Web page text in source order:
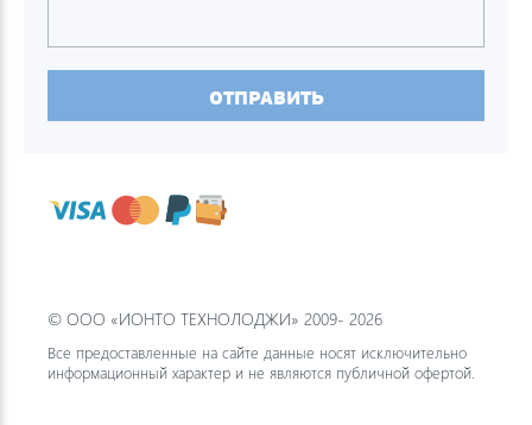
ОТПРАВИТЬ
© ООО «ИОНТО ТЕХНОЛОДЖИ» 2009- 2026
Все предоставленные на сайте данные носят исключительно
информационный характер и не являются публичной офертой.